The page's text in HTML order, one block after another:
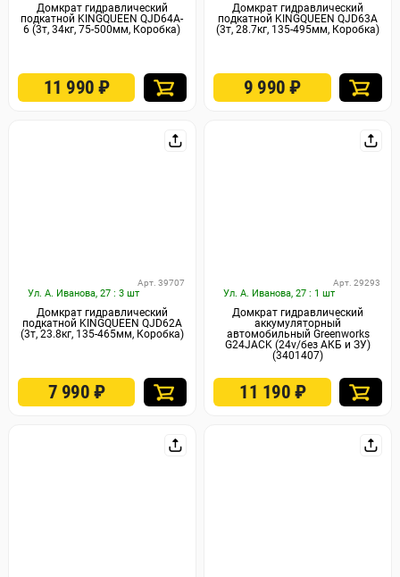
Домкрат гидравлический
подкатной KINGQUEEN QJD64A-
6 (3т, 34кг, 75-500мм, Коробка)
11 990₽
Домкрат гидравлический
подкатной KINGQUEEN QJD63A
(3т, 28.7кг, 135-495мм, Коробка)
9 990₽
Ул. А. Иванова, 27 : 3 шт
Арт. 39707
Домкрат гидравлический
подкатной KINGQUEEN QJD62A
(3т, 23.8кг, 135-465мм, Коробка)
7 990 ₽
Ул. А. Иванова, 27 : 1 шт
Арт. 29293
Домкрат гидравлический
аккумуляторный
автомобильный Greenworks
G24JACK (24v/без АКБ и ЗУ)
(3401407)
11 190 ₽